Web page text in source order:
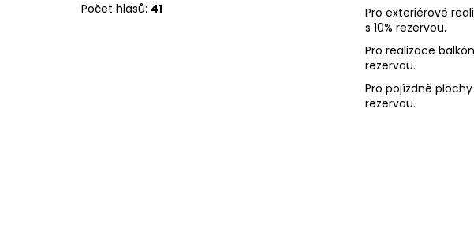
Počet hlasů: 41
Pro exteriérové
s 10% rezervou.
Pro realizace
rezervou.
Pro pojízdné
rezervou.